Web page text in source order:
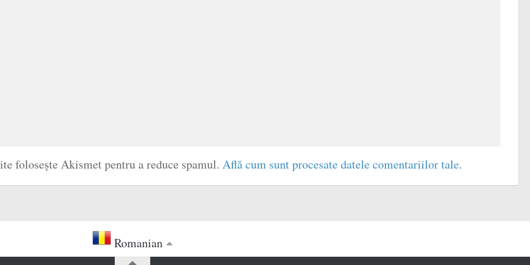
folosește Akismet pentru a reduce spamul. Află cum sunt procesate datele comentariilor tale.
Romanian